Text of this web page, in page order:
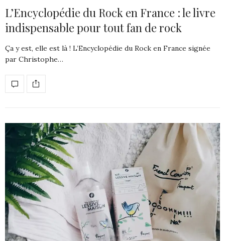
L’Encyclopédie du Rock en France : le livre
indispensable pour tout fan de rock
Ça y est, elle est là ! L’Encyclopédie du Rock en France signée
par Christophe…